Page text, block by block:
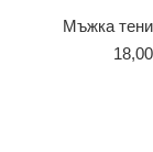
Мъжка
18,00